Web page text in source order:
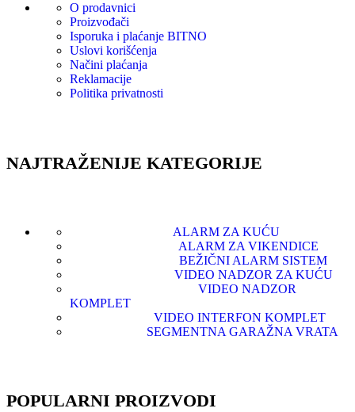
O prodavnici
Proizvođači
Isporuka i plaćanje BITNO
Uslovi korišćenja
Načini plaćanja
Reklamacije
Politika privatnosti
NAJTRAŽENIJE KATEGORIJE
ALARM ZA KUĆU
ALARM ZA VIKENDICE
BEŽIČNI ALARM SISTEM
VIDEO NADZOR ZA KUĆU
VIDEO NADZOR
KOMPLET
VIDEO INTERFON KOMPLET
SEGMENTNA GARAŽNA VRATA
POPULARNI PROIZVODI